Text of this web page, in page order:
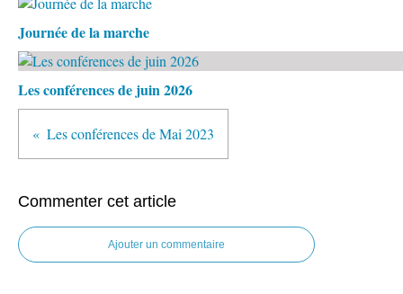
Journée de la marche
Les conférences de juin 2026
Les conférences de Mai 2023
Commenter cet article
Ajouter un commentaire